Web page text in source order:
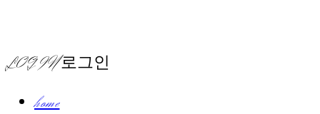
LOG IN로그인
home